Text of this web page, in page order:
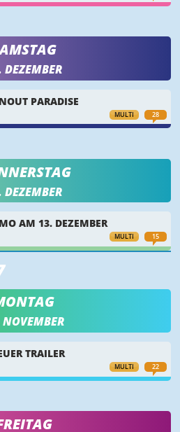
DEZEMBER
MULTI 28
PARADISE
DEZEMBER
MULTI 15
AM 13. DEZEMBER
MULTI 22
TRAILER